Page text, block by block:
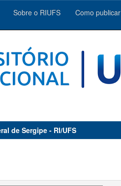
Sobre o RIUFS Como publicar
de Sergipe - RI/UFS